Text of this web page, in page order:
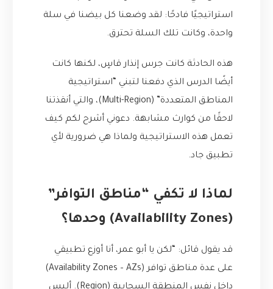
استراتيجيًا فادحًا: لقد وضعنا كل بيضنا في سلة
واحدة، وكانت تلك السلة تحترق.
هذه الحادثة كانت جرس إنذار قاسٍ، لكنها كانت
أيضًا الدرس الذي دفعنا لتبني “استراتيجية
المناطق المتعددة” (Multi-Region)، والتي أنقذتنا
لاحقًا من كوارث مشابهة. دعوني أشرح لكم كيف
تعمل هذه الاستراتيجية ولماذا هي ضرورية لأي
تطبيق جاد.
لماذا لا تكفي “مناطق التوافر”
(Availability Zones) وحدها؟
قد يقول قائل: “لكن يا أبو عمر، أنا أوزع تطبيقي
على عدة مناطق توافر (Availability Zones – AZs)